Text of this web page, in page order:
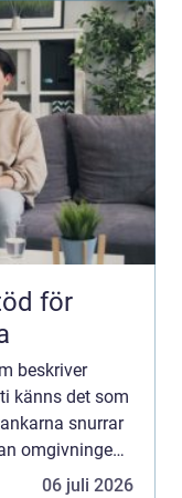
för
beskriver
känns det som
snurrar
omgivningen
en klyfta06 juli 2026